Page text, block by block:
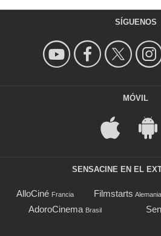
SÍGUENOS
MÓVIL
SENSACINE EN EL
AlloCiné Francia Filmstarts Alemania
AdoroCinema Brasil